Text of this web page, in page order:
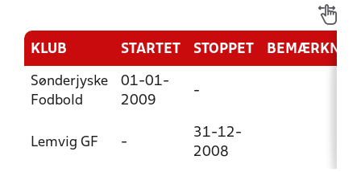
KLUB STARTET STOPPET
Sønderjyske
Fodbold
01-01-
2009
-
Lemvig GF -
31-12-
2008